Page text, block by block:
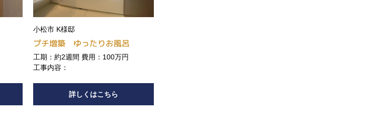
小松市 K様邸
プチ増築 ゆったりお風呂
工期：約2週間 費用：100万円
工事内容：
詳しくはこちら